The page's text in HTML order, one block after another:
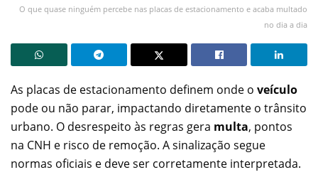
O que quase ninguém percebe nas placas de estacionamento e acaba multado
no dia a dia
As placas de estacionamento definem onde o veículo
pode ou não parar, impactando diretamente o trânsito
urbano. O desrespeito às regras gera multa, pontos
na CNH e risco de remoção. A sinalização segue
normas oficiais e deve ser corretamente interpretada.